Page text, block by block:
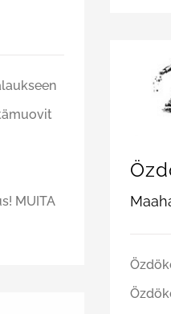
MUITA